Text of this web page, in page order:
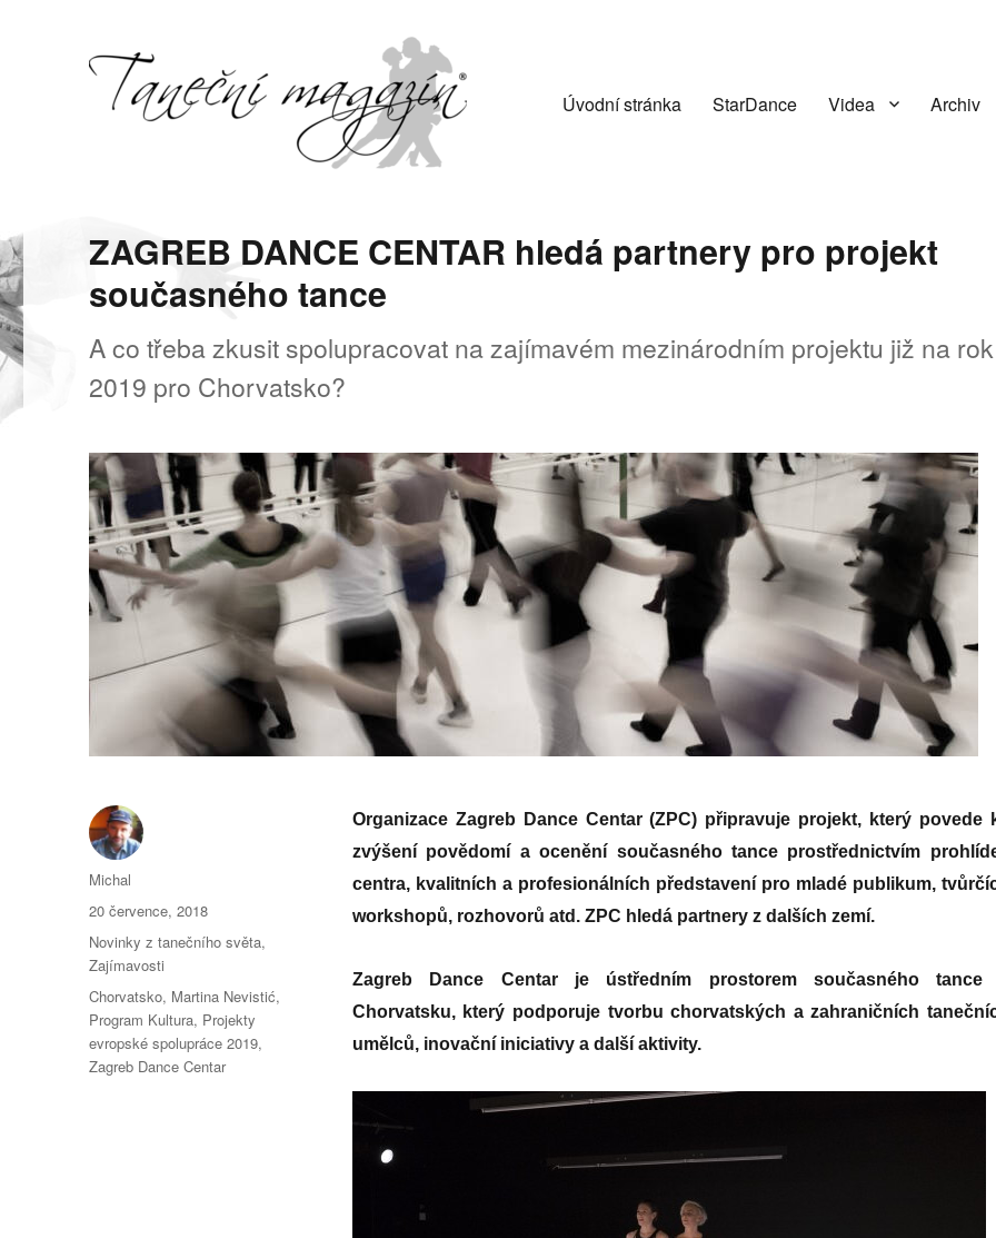
Úvodní stránka StarDance Videa Archiv
ZAGREB DANCE CENTAR hledá partnery pro projekt
současného tance
A co třeba zkusit spolupracovat na zajímavém mezinárodním projektu již na rok
2019 pro Chorvatsko?
Organizace Zagreb Dance Centar (ZPC) připravuje projekt, který povede
zvýšení povědomí a ocenění současného tance prostřednictvím
centra, kvalitních a profesionálních představení pro mladé publikum,
workshopů, rozhovorů atd. ZPC hledá partnery z dalších zemí.
Zagreb Dance Centar je ústředním prostorem současného tance
Chorvatsku, který podporuje tvorbu chorvatských a zahraničních
umělců, inovační iniciativy a další aktivity.
Autor:
Michal
Publikováno:
20 července, 2018
Rubriky:
Novinky z tanečního světa,
Zajímavosti
Štítky:
Chorvatsko, Martina Nevistić,
Program Kultura, Projekty
evropské spolupráce 2019,
Zagreb Dance Centar